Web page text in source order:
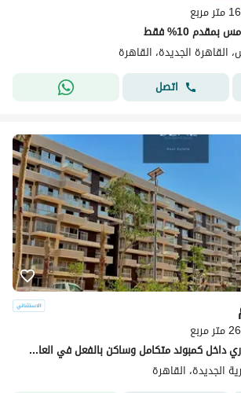
مربع
10% فقط
القاهرة الجديدة، القاهرة
اتصل
مربع
امتلك شقة استلام فوري داخل كمبوند متكامل وساكن بالفعل في العاصمة الإدارية بسعر كاش مميز وفرصة لا تعوض
الجديدة، القاهرة